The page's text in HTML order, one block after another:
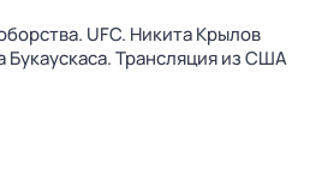
UFC. Никита Крылов
Букаускаса. Трансляция из США